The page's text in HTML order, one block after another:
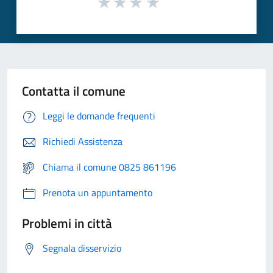
Contatta il comune
Leggi le domande frequenti
Richiedi Assistenza
Chiama il comune 0825 861196
Prenota un appuntamento
Problemi in città
Segnala disservizio